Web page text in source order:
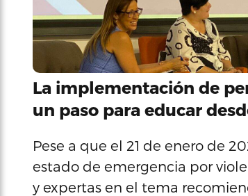
La implementación de
un paso para educar
Pese a que el 21 de enero de
estado de emergencia por
y expertas en el tema